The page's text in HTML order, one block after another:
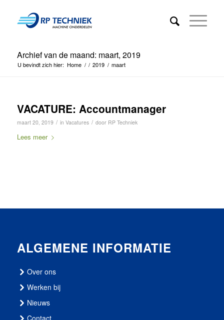
Archief van de maand: maart, 2019
U bevindt zich hier: Home / / 2019 / maart
VACATURE: Accountmanager
maart 20, 2019 / in Vacatures / door RP Techniek
Lees meer
ALGEMENE INFORMATIE
Over ons
Werken bij
Nieuws